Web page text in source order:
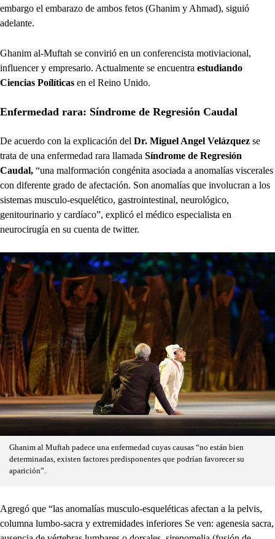
embargo el embarazo de ambos fetos (Ghanim y Ahmad), siguió
adelante.
Ghanim al-Muftah se convirió en un conferencista motiviacional,
influencer y empresario. Actualmente se encuentra estudiando
Ciencias Poílíticas en el Reino Unido.
Enfermedad rara: Síndrome de Regresión Caudal
De acuerdo con la explicación del Dr. Miguel Angel Velázquez se
trata de una enfermedad rara llamada Síndrome de Regresión
Caudal, “una malformación congénita asociada a anomalías viscerales
con diferente grado de afectación. Son anomalías que involucran a los
sistemas musculo-esquelético, gastrointestinal, neurológico,
genitourinario y cardíaco”, explicó el médico especialista en
neurocirugía en su cuenta de twitter.
Ghanim al Muftah padece una enfermedad cuyas causas “no están bien
determinadas, existen factores predisponentes que podrían favorecer su
aparición”.
Agregó que “las anomalías musculo-esqueléticas afectan a la pelvis,
columna lumbo-sacra y extremidades inferiores Se ven: agenesia sacra,